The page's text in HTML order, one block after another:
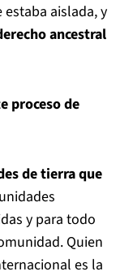
aislada, y
ancestral
proceso de
de tierra que
y para todo
Quien
es la